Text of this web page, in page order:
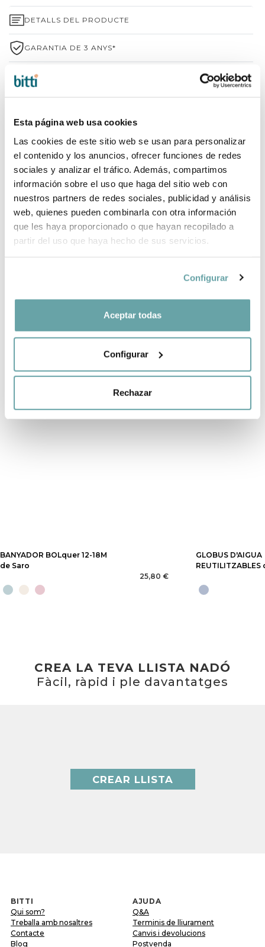
Esta página web usa cookies
Las cookies de este sitio web se usan para personalizar
el contenido y los anuncios, ofrecer funciones de redes
sociales y analizar el tráfico. Además, compartimos
información sobre el uso que haga del sitio web con
nuestros partners de redes sociales, publicidad y análisis
web, quienes pueden combinarla con otra información
que les haya proporcionado o que hayan recopilado a
partir del uso que haya hecho de sus servicios.
Configurar
Aceptar todas
Configurar
Rechazar
DETALLS DEL PRODUCTE
GARANTIA DE 3 ANYS*
ENVIAMENTS I DEVOLUCIONS
COMPARTIR
BANYADOR BOLquer 12-18M
de Saro
25,80 €
GLOBUS D'AIGUA
REUTILITZABLES
CREA LA TEVA LLISTA NADÓ
Fàcil, ràpid i ple davantatges
CREAR LLISTA
BITTI
Qui som?
Treballa amb nosaltres
Contacte
Blog
AJUDA
Q&A
Terminis de lliurament
Canvis i devolucions
Postvenda